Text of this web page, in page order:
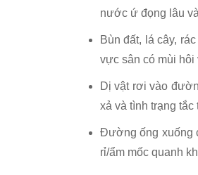
nước ứ đọng lâu
Bùn đất, lá cây,
vực sân có mùi hôi
Dị vật rơi vào
xả và tình trạng tắc
Đường ống xuống
rỉ/ẩm mốc quanh